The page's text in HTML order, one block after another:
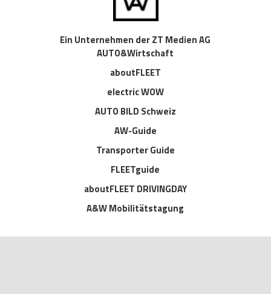
Ein Unternehmen der ZT Medien AG
AUTO&Wirtschaft
aboutFLEET
electric WOW
AUTO BILD Schweiz
AW-Guide
Transporter Guide
FLEETguide
aboutFLEET DRIVINGDAY
A&W Mobilitätstagung